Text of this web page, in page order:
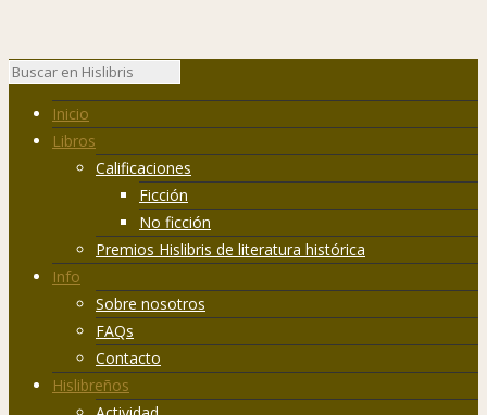
Inicio
Libros
Calificaciones
Ficción
No ficción
Premios Hislibris de literatura histórica
Info
Sobre nosotros
FAQs
Contacto
Hislibreños